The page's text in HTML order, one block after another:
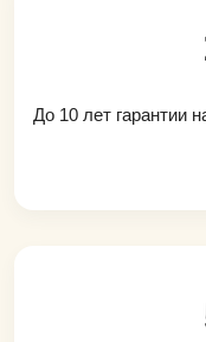
До 10 лет гарантии